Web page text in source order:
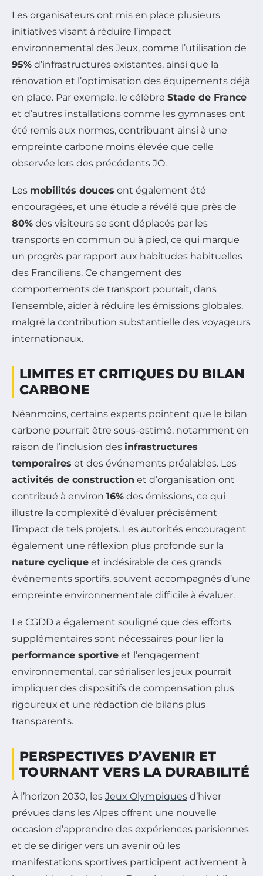
Les organisateurs ont mis en place plusieurs
initiatives visant à réduire l’impact
environnemental des Jeux, comme l’utilisation de
95% d’infrastructures existantes, ainsi que la
rénovation et l’optimisation des équipements déjà
en place. Par exemple, le célèbre Stade de France
et d’autres installations comme les gymnases ont
été remis aux normes, contribuant ainsi à une
empreinte carbone moins élevée que celle
observée lors des précédents JO.
Les mobilités douces ont également été
encouragées, et une étude a révélé que près de
80% des visiteurs se sont déplacés par les
transports en commun ou à pied, ce qui marque
un progrès par rapport aux habitudes habituelles
des Franciliens. Ce changement des
comportements de transport pourrait, dans
l’ensemble, aider à réduire les émissions globales,
malgré la contribution substantielle des voyageurs
internationaux.
LIMITES ET CRITIQUES DU BILAN
CARBONE
Néanmoins, certains experts pointent que le bilan
carbone pourrait être sous-estimé, notamment en
raison de l’inclusion des infrastructures
temporaires et des événements préalables. Les
activités de construction et d’organisation ont
contribué à environ 16% des émissions, ce qui
illustre la complexité d’évaluer précisément
l’impact de tels projets. Les autorités encouragent
également une réflexion plus profonde sur la
nature cyclique et indésirable de ces grands
événements sportifs, souvent accompagnés d’une
empreinte environnementale difficile à évaluer.
Le CGDD a également souligné que des efforts
supplémentaires sont nécessaires pour lier la
performance sportive et l’engagement
environnemental, car sérialiser les jeux pourrait
impliquer des dispositifs de compensation plus
rigoureux et une rédaction de bilans plus
transparents.
PERSPECTIVES D’AVENIR ET
TOURNANT VERS LA DURABILITÉ
À l’horizon 2030, les Jeux Olympiques d’hiver
prévues dans les Alpes offrent une nouvelle
occasion d’apprendre des expériences parisiennes
et de se diriger vers un avenir où les
manifestations sportives participent activement à